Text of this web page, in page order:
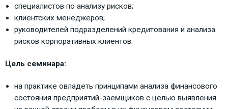
специалистов по анализу рисков;
клиентских менеджеров;
руководителей подразделений кредитования и анализа
рисков корпоративных клиентов.
Цель семинара:
на практике овладеть принципами анализа финансового
состояния предприятий-заемщиков с целью выявления